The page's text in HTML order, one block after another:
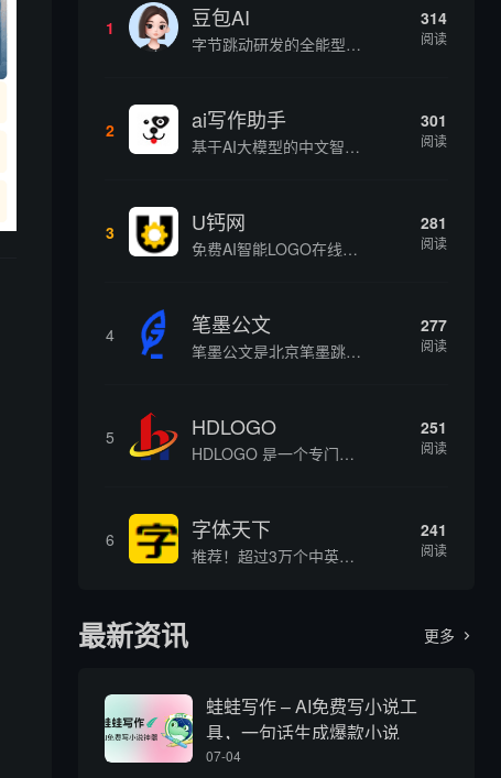
1 豆包AI
字节跳动研发的全能型AI智能助手，提供智能对话、知识问答、内容创作、学习办公等一站式AI服务
314
阅读
2 ai写作助手
基于AI大模型的中文智能写作工具，面向学生、自媒体、职场人士提供一站式文本创作服务 核心定位 AI写作助手是依托人工智能技术打造的创作辅助平台，专注中文文本生成与优化，帮助用户快速完成各类文案、文章、论文等内容创作，提升写作效率 核心功能 ...
301
阅读
3 U钙网
免费AI智能LOGO在线设计制作平台
281
阅读
4 笔墨公文
笔墨公文是北京笔墨跳动科技旗下垂直公文赛道 AIGC 创作平台，深耕体制公文专业场景，依托海量标准公文语料训练专属大模型。平台整合 AI 公文生成、全维度智能校对、范文库、实时更新素材库、标准化公文模板五大核心板块，兼顾公文快速撰写、文稿合...
277
阅读
5 HDLOGO
HDLOGO 是一个专门整理矢量标志和图标的网站，提供各类品牌和公司的矢量标志下载服务，主要面向设计师、营销人员和企业用户，帮他们获取高质量的品牌标识资源。
251
阅读
6 字体天下
推荐！超过3万个中英文字体免费下载
241
阅读
最新资讯 更多 
蛙蛙写作 – AI免费写小说工
具，一句话生成爆款小说
07-04